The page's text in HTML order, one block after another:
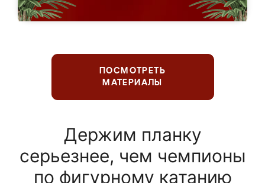
ПОСМОТРЕТЬ
МАТЕРИАЛЫ
Держим планку
серьезнее, чем чемпионы
по фигурному катанию